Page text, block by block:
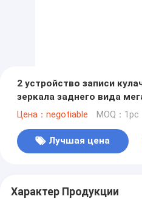
2 устройство записи
зеркала заднего вида
беспроводное
Цена：negotiable MOQ：1pc
Лучшая цена
Характер Продукции